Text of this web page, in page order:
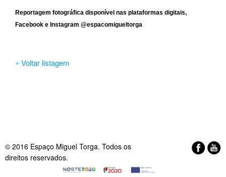
Reportagem fotográfica disponível nas plataformas digitais,
Facebook e Instagram @espacomigueltorga
» Voltar listagem
© 2016 Espaço Miguel Torga. Todos os
direitos reservados.